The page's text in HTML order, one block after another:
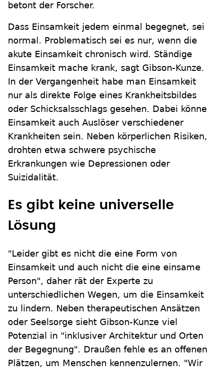
betont der Forscher.
Dass Einsamkeit jedem einmal begegnet, sei
normal. Problematisch sei es nur, wenn die
akute Einsamkeit chronisch wird. Ständige
Einsamkeit mache krank, sagt Gibson-Kunze.
In der Vergangenheit habe man Einsamkeit
nur als direkte Folge eines Krankheitsbildes
oder Schicksalsschlags gesehen. Dabei könne
Einsamkeit auch Auslöser verschiedener
Krankheiten sein. Neben körperlichen Risiken,
drohten etwa schwere psychische
Erkrankungen wie Depressionen oder
Suizidalität.
Es gibt keine universelle
Lösung
"Leider gibt es nicht die eine Form von
Einsamkeit und auch nicht die eine einsame
Person", daher rät der Experte zu
unterschiedlichen Wegen, um die Einsamkeit
zu lindern. Neben therapeutischen Ansätzen
oder Seelsorge sieht Gibson-Kunze viel
Potenzial in "inklusiver Architektur und Orten
der Begegnung". Draußen fehle es an offenen
Plätzen, um Menschen kennenzulernen. "Wir